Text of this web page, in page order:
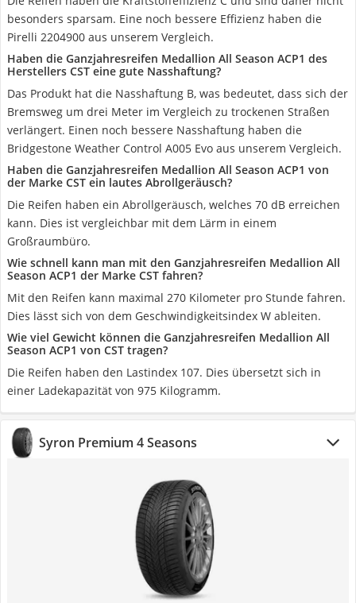
besonders sparsam. Eine noch bessere Effizienz haben die
Pirelli 2204900 aus unserem Vergleich.
Haben die Ganzjahresreifen Medallion All Season ACP1 des
Herstellers CST eine gute Nasshaftung?
Das Produkt hat die Nasshaftung B, was bedeutet, dass sich der
Bremsweg um drei Meter im Vergleich zu trockenen Straßen
verlängert. Einen noch bessere Nasshaftung haben die
Bridgestone Weather Control A005 Evo aus unserem Vergleich.
Haben die Ganzjahresreifen Medallion All Season ACP1 von
der Marke CST ein lautes Abrollgeräusch?
Die Reifen haben ein Abrollgeräusch, welches 70 dB erreichen
kann. Dies ist vergleichbar mit dem Lärm in einem
Großraumbüro.
Wie schnell kann man mit den Ganzjahresreifen Medallion All
Season ACP1 der Marke CST fahren?
Mit den Reifen kann maximal 270 Kilometer pro Stunde fahren.
Dies lässt sich von dem Geschwindigkeitsindex W ableiten.
Wie viel Gewicht können die Ganzjahresreifen Medallion All
Season ACP1 von CST tragen?
Die Reifen haben den Lastindex 107. Dies übersetzt sich in
einer Ladekapazität von 975 Kilogramm.
Syron Premium 4 Seasons